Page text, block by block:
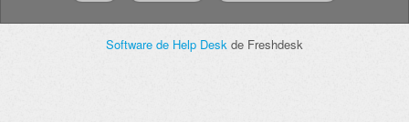
Software de Help Desk de Freshdesk